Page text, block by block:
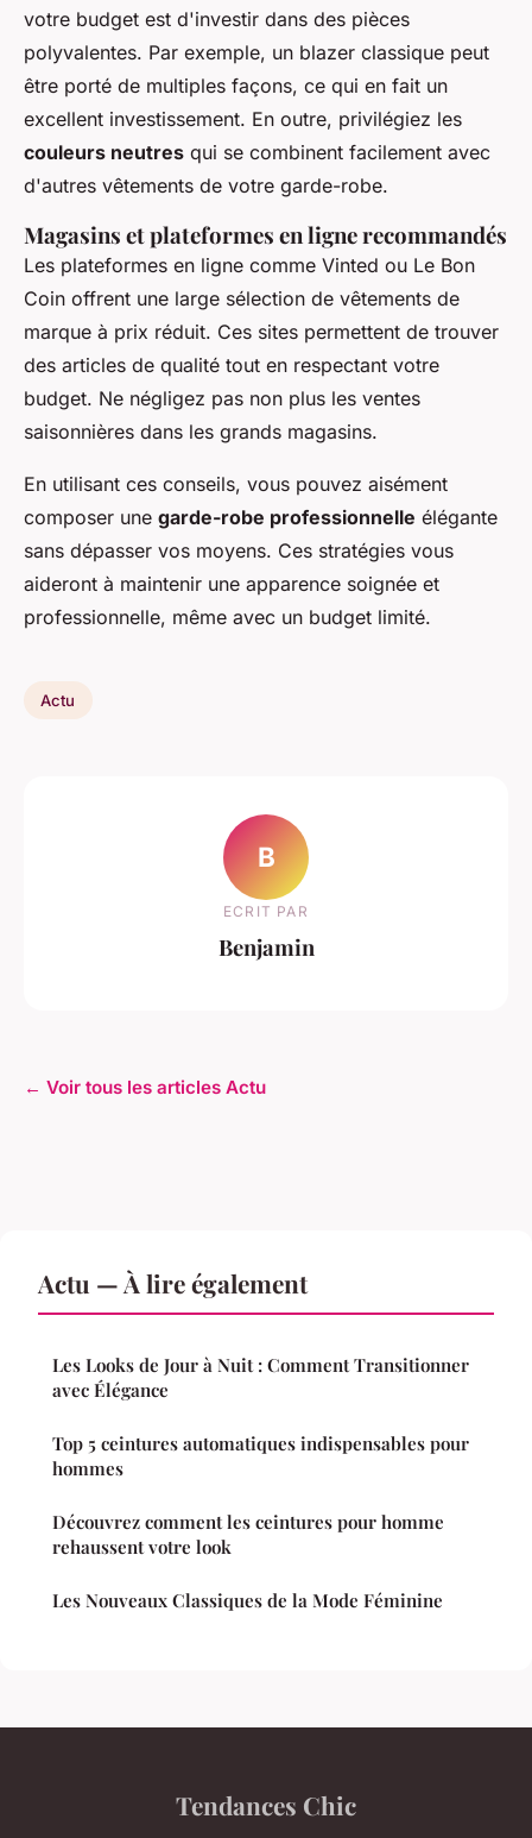
votre budget est d'investir dans des pièces
polyvalentes. Par exemple, un blazer classique peut
être porté de multiples façons, ce qui en fait un
excellent investissement. En outre, privilégiez les
couleurs neutres qui se combinent facilement avec
d'autres vêtements de votre garde-robe.
Magasins et plateformes en ligne recommandés
Les plateformes en ligne comme Vinted ou Le Bon
Coin offrent une large sélection de vêtements de
marque à prix réduit. Ces sites permettent de trouver
des articles de qualité tout en respectant votre
budget. Ne négligez pas non plus les ventes
saisonnières dans les grands magasins.
En utilisant ces conseils, vous pouvez aisément
composer une garde-robe professionnelle élégante
sans dépasser vos moyens. Ces stratégies vous
aideront à maintenir une apparence soignée et
professionnelle, même avec un budget limité.
Actu
B
ECRIT PAR
Benjamin
← Voir tous les articles Actu
Actu — À lire également
Les Looks de Jour à Nuit : Comment Transitionner
avec Élégance
Top 5 ceintures automatiques indispensables pour
hommes
Découvrez comment les ceintures pour homme
rehaussent votre look
Les Nouveaux Classiques de la Mode Féminine
Tendances Chic